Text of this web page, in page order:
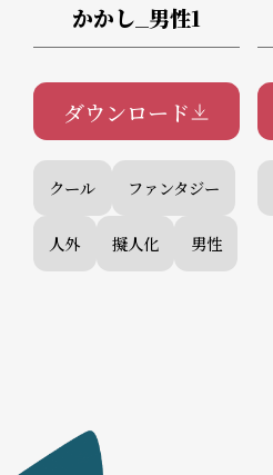
かかし_男性1
ダウンロード
クール ファンタジー
人外 擬人化 男性